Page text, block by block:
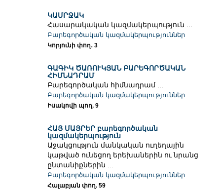
ԿԱՄՐՋԱԿ
Հասարակական կազմակերպություն ...
Բարեգործական կազմակերպություններ
Կորյունի փող․ 3
ԳԱԳԻԿ ԾԱՌՈՒԿՅԱՆ ԲԱՐԵԳՈՐԾԱԿԱՆ
ՀԻՄՆԱԴՐԱՄ
Բարեգործական հիմնադրամ ...
Բարեգործական կազմակերպություններ
Իսակովի պող. 9
ՀԱՅ ՄԱՅՐԵՐ բարեգործական
կազմակերպություն
Աջակցություն մանկական ուղեղային
կաթված ունեցող երեխաներին ու նրանց
ընտանիքներին ...
Բարեգործական կազմակերպություններ
Հալաբյան փող. 59